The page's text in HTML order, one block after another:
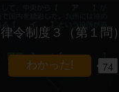
律令制度３（第１問）
74